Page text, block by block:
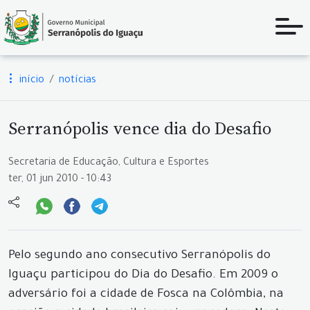
início notícias
Serranópolis vence dia do Desafio
Secretaria de Educação, Cultura e Esportes
ter, 01 jun 2010 - 10:43
Pelo segundo ano consecutivo Serranópolis do
Iguaçu participou do Dia do Desafio. Em 2009 o
adversário foi a cidade de Fosca na Colômbia, na